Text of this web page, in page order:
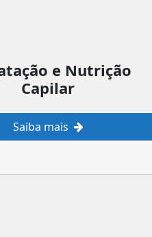
e Nutrição
Capilar
Saiba mais